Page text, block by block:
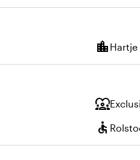
location_city
diversity_1
accessible